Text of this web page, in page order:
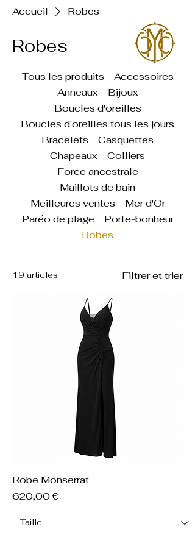
Accueil Robes
Robes
Tous les produits
Accessoires
Anneaux
Bijoux
Boucles d'oreilles
Boucles d'oreilles tous les jours
Bracelets
Casquettes
Chapeaux
Colliers
Force ancestrale
Maillots de bain
Meilleures ventes
Mer d'Or
Paréo de plage
Porte-bonheur
Robes
19 articles Filtrer et trier
Robe Monserrat
Prix
620,00 €